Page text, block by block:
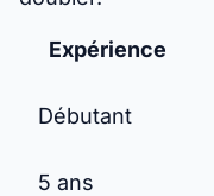
Expérience
Débutant
5 ans